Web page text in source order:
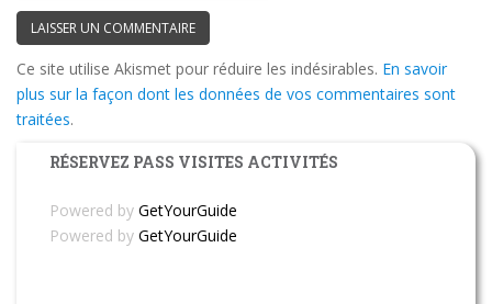
Ce site utilise Akismet pour réduire les indésirables. En savoir
plus sur la façon dont les données de vos commentaires sont
traitées.
RÉSERVEZ PASS VISITES ACTIVITÉS
Powered by GetYourGuide
Powered by GetYourGuide